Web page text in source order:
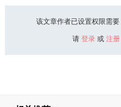
该文章作者已设置权限需要
请 登录 或 注册